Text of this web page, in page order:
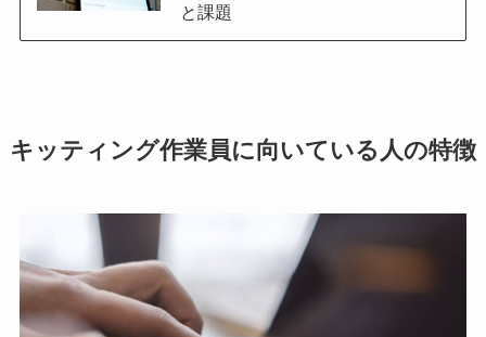
と課題
キッティング作業員に向いている人の特徴